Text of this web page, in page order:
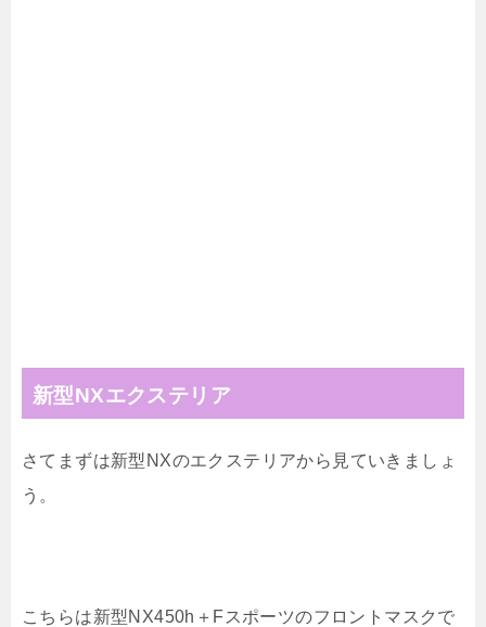
新型NXエクステリア
さてまずは新型NXのエクステリアから見ていきましょ
う。
こちらは新型NX450h＋Fスポーツのフロントマスクで